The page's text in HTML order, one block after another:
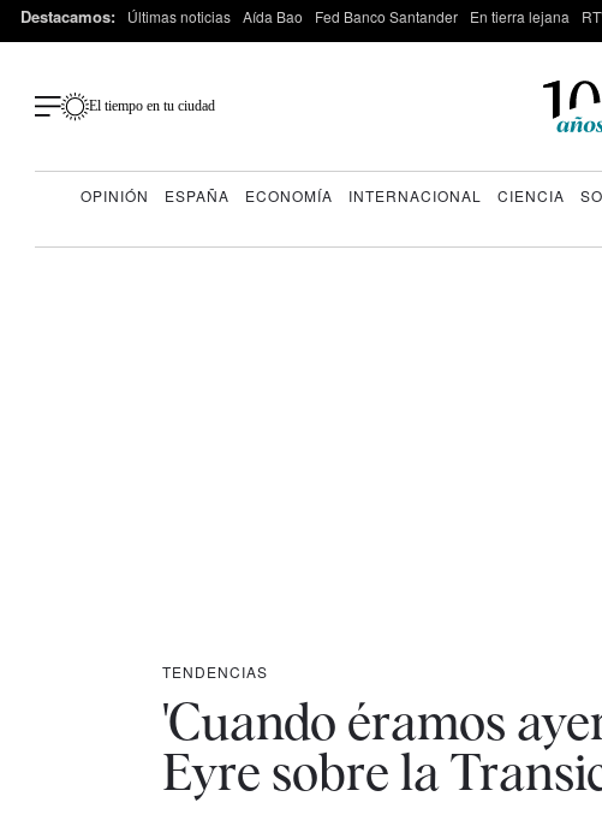
Destacamos: Últimas noticias Aída Bao Fed Banco Santander En tierra lejana
El tiempo en tu ciudad
OPINIÓN ESPAÑA ECONOMÍA INTERNACIONAL CIENCIA
TENDENCIAS
'Cuando éramos
Eyre sobre la